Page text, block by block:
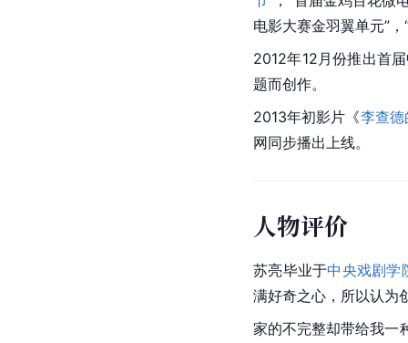
电影大赛金羽翼单元”
2012年12月份推出首
题而创作。
2013年初影片《李查
网同步播出上线。
人物评价
苏亮毕业于中央戏剧学
满好奇之心，所以认为
家的不完整却带给我一